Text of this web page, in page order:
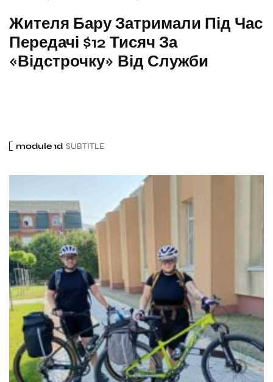
Жителя Бару Затримали Під Час
Передачі $12 Тисяч За
«відстрочку» Від Служби
module 1d SUBTITLE